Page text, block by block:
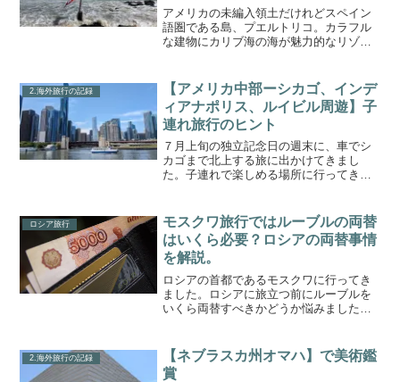
アメリカの未編入領土だけれどスペイン
語圏である島、プエルトリコ。カラフル
な建物にカリブ海の海が魅力的なリゾー
に行ってきました。ニューヨークからの
直行便で訪れる人が多い...
2.海外旅行の記録
【アメリカ中部ーシカゴ、インデ
ィアナポリス、ルイビル周遊】子
連れ旅行のヒント
７月上旬の独立記念日の週末に、車でシ
カゴまで北上する旅に出かけてきまし
た。子連れで楽しめる場所に行ってきま
宅出発→（車で6時間＋時差1時間）13：
00インディアナ...
ロシア旅行
モスクワ旅行ではルーブルの両替
はいくら必要？ロシアの両替事情
を解説。
ロシアの首都であるモスクワに行ってき
ました。ロシアに旅立つ前にルーブルを
いくら両替すべきかどうか悩みました。
替するのがいいか、などわからないこと
だらけでした。今回は同...
2.海外旅行の記録
【ネブラスカ州オマハ】で美術鑑
賞